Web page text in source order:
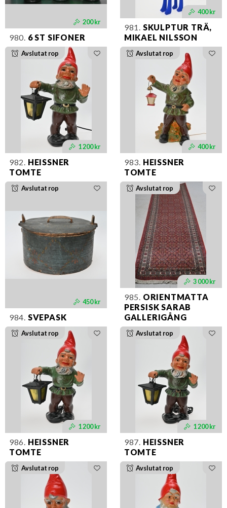
200 kr
980. 6 ST SIFONER
400 kr
981.
SKULPTUR TRÄ,
MIKAEL NILSSON
Avslutat rop
1 200 kr
982. HEISSNER
TOMTE
Avslutat rop
400 kr
983. HEISSNER
TOMTE
Avslutat rop
450 kr
984. SVEPASK
Avslutat rop
3 000 kr
985. ORIENTMATTA
PERSISK SARAB
GALLERIGÅNG
Avslutat rop
1 200 kr
986. HEISSNER
TOMTE
Avslutat rop
1 200 kr
987. HEISSNER
TOMTE
Avslutat rop Avslutat rop